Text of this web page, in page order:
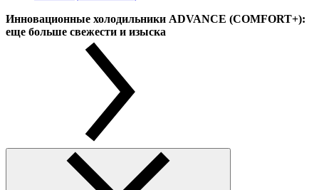
Инновационные холодильники ADVANCE (COMFORT+):
еще больше свежести и изыска